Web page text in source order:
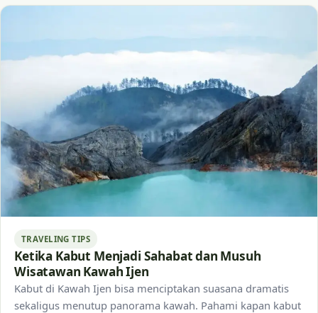
TRAVELING TIPS
Ketika Kabut Menjadi Sahabat dan Musuh
Wisatawan Kawah Ijen
Kabut di Kawah Ijen bisa menciptakan suasana dramatis
sekaligus menutup panorama kawah. Pahami kapan kabut